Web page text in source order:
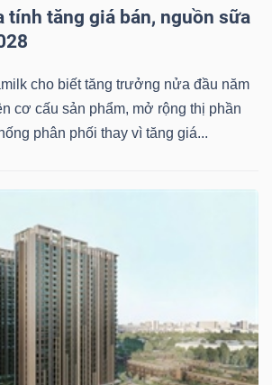
tính tăng giá bán, nguồn sữa
cho biết tăng trưởng nửa đầu năm
cơ cấu sản phẩm, mở rộng thị phần
phân phối thay vì tăng giá...